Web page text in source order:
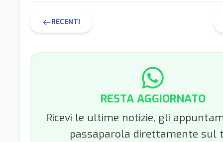
west RECENTI
RESTA AGGIORNATO
Ricevi le ultime notizie, gli
passaparola direttamente sul